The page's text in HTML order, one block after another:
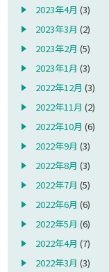
2023年4月 (3)
2023年3月 (2)
2023年2月 (5)
2023年1月 (3)
2022年12月 (3)
2022年11月 (2)
2022年10月 (6)
2022年9月 (3)
2022年8月 (3)
2022年7月 (5)
2022年6月 (6)
2022年5月 (6)
2022年4月 (7)
2022年3月 (3)